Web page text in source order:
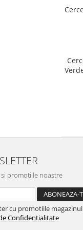
promotiile noastre
cu promotiile
Confidentialitate